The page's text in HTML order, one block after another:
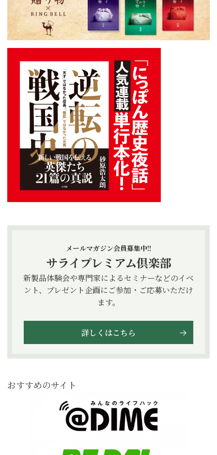
メールマガジン会員募集中!!
サライプレミアム倶楽部
新製品体験会や専門家によるセミナーなどのイベ
ント、プレゼント企画にご参加・ご応募いただけ
ます。
詳しくはこちら
おすすめのサイト